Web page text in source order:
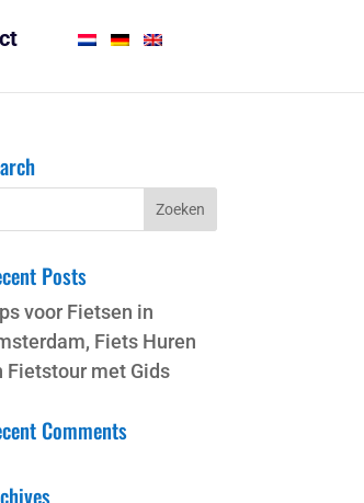
Posts
voor Fietsen in
Fiets Huren
Fietstour met Gids
Comments